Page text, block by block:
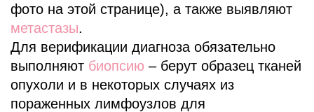
фото на этой странице), а также выявляют
метастазы.
Для верификации диагноза обязательно
выполняют биопсию – берут образец тканей
опухоли и в некоторых случаях из
пораженных лимфоузлов для